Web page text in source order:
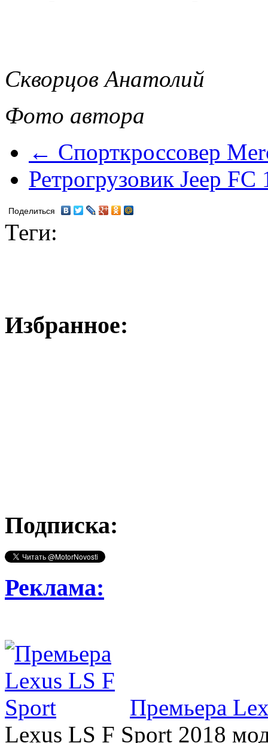
Скворцов Анатолий
Фото автора
← Спорткроссовер
Ретрогрузовик Jeep
Поделиться
Теги:
Избранное:
Подписка:
Реклама:
Премьера
Lexus LS F Sport 2018